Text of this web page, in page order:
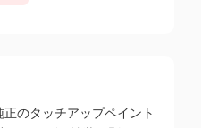
のタッチアップペイント